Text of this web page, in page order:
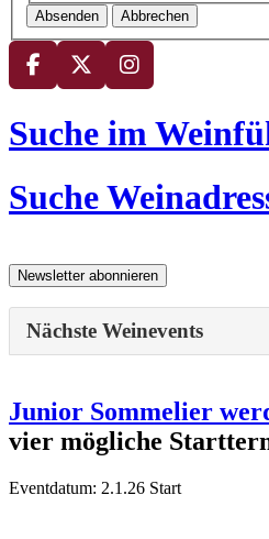
Absenden Abbrechen
Suche im
Suche
Nächste Weinevents
Junior Sommelier
vier mögliche
Eventdatum: 2.1.26 Start